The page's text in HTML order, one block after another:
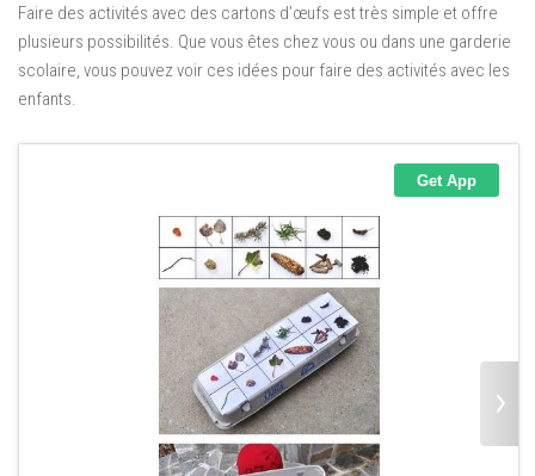
Faire des activités avec des cartons d’œufs est très simple et offre
plusieurs possibilités. Que vous êtes chez vous ou dans une garderie
scolaire, vous pouvez voir ces idées pour faire des activités avec les
enfants.